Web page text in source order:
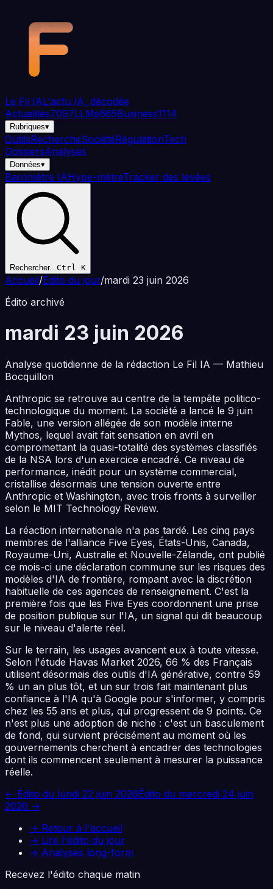
Le Fil IAL'actu IA, décodée
Actualités7097LLMs665Business1114
Rubriques▾
OutilsRechercheSociétéRégulationTech
DossiersAnalyses
Données▾
Baromètre IAHype-mètreTracker des levées
Rechercher...Ctrl K
Accueil/Édito du jour/mardi 23 juin 2026
Édito archivé
mardi 23 juin 2026
Analyse quotidienne de la rédaction Le Fil IA — Mathieu
Bocquillon
Anthropic se retrouve au centre de la tempête politico-
technologique du moment. La société a lancé le 9 juin
Fable, une version allégée de son modèle interne
Mythos, lequel avait fait sensation en avril en
compromettant la quasi-totalité des systèmes classifiés
de la NSA lors d'un exercice encadré. Ce niveau de
performance, inédit pour un système commercial,
cristallise désormais une tension ouverte entre
Anthropic et Washington, avec trois fronts à surveiller
selon le MIT Technology Review.
La réaction internationale n'a pas tardé. Les cinq pays
membres de l'alliance Five Eyes, États-Unis, Canada,
Royaume-Uni, Australie et Nouvelle-Zélande, ont publié
ce mois-ci une déclaration commune sur les risques des
modèles d'IA de frontière, rompant avec la discrétion
habituelle de ces agences de renseignement. C'est la
première fois que les Five Eyes coordonnent une prise
de position publique sur l'IA, un signal qui dit beaucoup
sur le niveau d'alerte réel.
Sur le terrain, les usages avancent eux à toute vitesse.
Selon l'étude Havas Market 2026, 66 % des Français
utilisent désormais des outils d'IA générative, contre 59
% un an plus tôt, et un sur trois fait maintenant plus
confiance à l'IA qu'à Google pour s'informer, y compris
chez les 55 ans et plus, qui progressent de 9 points. Ce
n'est plus une adoption de niche : c'est un basculement
de fond, qui survient précisément au moment où les
gouvernements cherchent à encadrer des technologies
dont ils commencent seulement à mesurer la puissance
réelle.
← Édito du lundi 22 juin 2026Édito du mercredi 24 juin
2026 →
→ Retour à l'accueil
→ Lire l'édito du jour
→ Analyses long-form
Recevez l'édito chaque matin